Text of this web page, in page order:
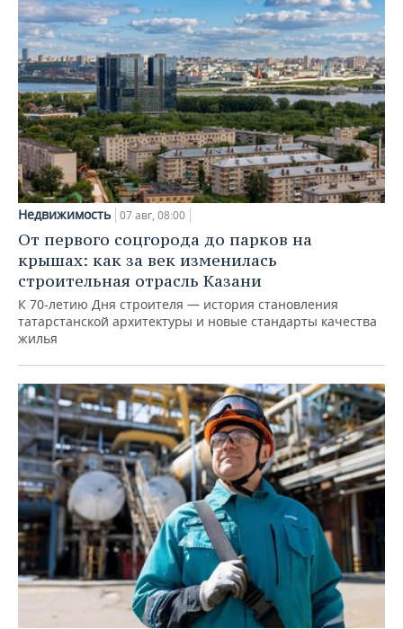
Недвижимость 07 авг, 08:00
От первого соцгорода до парков на
крышах: как за век изменилась
строительная отрасль Казани
К 70-летию Дня строителя — история становления
татарстанской архитектуры и новые стандарты качества
жилья